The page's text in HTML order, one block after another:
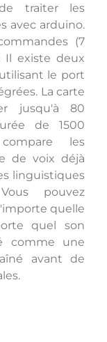
traiter les
avec arduino.
(7
Il existe deux
le port
La carte
jusqu'à 80
de 1500
les
de voix déjà
linguistiques
pouvez
quelle
quel son
comme une
avant de